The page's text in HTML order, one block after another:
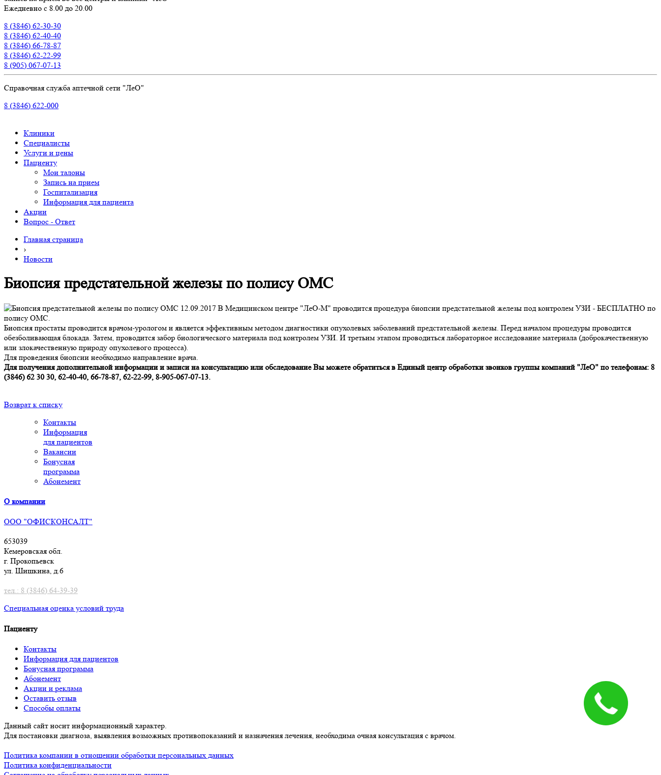
Ежедневно с 8.00 до 20.00
8 (3846) 62-30-30
8 (3846) 62-40-40
8 (3846) 66-78-87
8 (3846) 62-22-99
8 (905) 067-07-13
Справочная служба аптечной сети "ЛеО"
8 (3846) 622-000
Клиники
Специалисты
Услуги и цены
Пациенту
Мои талоны
Запись на прием
Госпитализация
Информация для пациента
Акции
Вопрос - Ответ
Главная страница
›
Новости
Биопсия предстательной железы по полису ОМС
12.09.2017 В Медицинском центре "ЛеО-М" проводится процедура биопсии предстательной железы под контролем УЗИ - БЕСПЛАТНО по
полису ОМС.
Биопсия простаты проводится врачом-урологом и является эффективным методом диагностики опухолевых заболеваний предстательной железы. Перед началом процедуры проводится
обезболивающая блокада. Затем, проводится забор биологического материала под контролем УЗИ. И третьим этапом проводиться лабораторное исследование материала (доброкачественную
или злокачественную природу опухолевого процесса).
Для проведения биопсии необходимо направление врача.
Для получения дополнительной информации и записи на консультацию или обследование Вы можете обратиться в Единый центр обработки звонков группы компаний "ЛеО" по телефонам: 8
(3846) 62 30 30, 62-40-40, 66-78-87, 62-22-99, 8-905-067-07-13.
Возврат к списку
Контакты
Информация
для пациентов
Вакансии
Бонусная
программа
Абонемент
О компании
ООО "ОФИСКОНСАЛТ"
653039
Кемеровская обл.
г. Прокопьевск
ул. Шишкина, д.6
тел.: 8 (3846) 64-39-39
Специальная оценка условий труда
Пациенту
Контакты
Информация для пациентов
Бонусная программа
Абонемент
Акции и реклама
Оставить отзыв
Способы оплаты
Данный сайт носит информационный характер.
Для постановки диагноза, выявления возможных противопоказаний и назначения лечения, необходима очная консультация с врачом.
Политика компании в отношении обработки персональных данных
Политика конфиденциальности